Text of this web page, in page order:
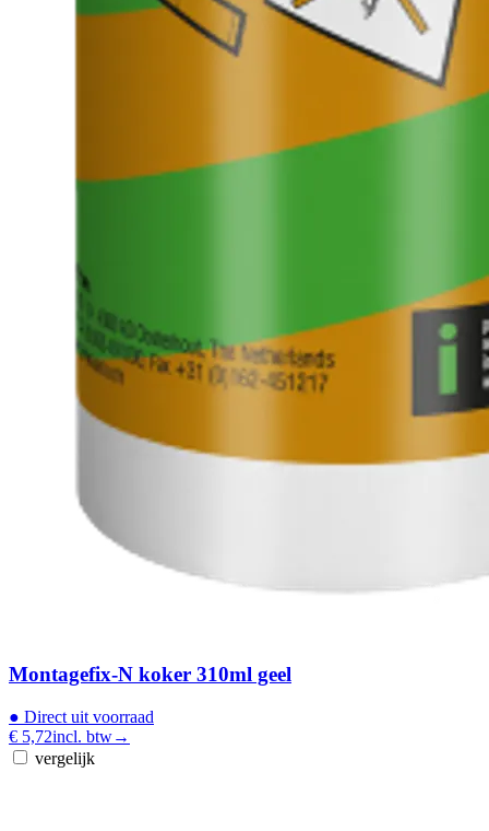
Montagefix-N koker 310ml geel
● Direct uit voorraad
€ 5,72incl. btw→
vergelijk